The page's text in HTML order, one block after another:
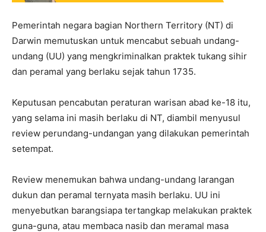
Pemerintah negara bagian Northern Territory (NT) di
Darwin memutuskan untuk mencabut sebuah undang-
undang (UU) yang mengkriminalkan praktek tukang sihir
dan peramal yang berlaku sejak tahun 1735.
Keputusan pencabutan peraturan warisan abad ke-18 itu,
yang selama ini masih berlaku di NT, diambil menyusul
review perundang-undangan yang dilakukan pemerintah
setempat.
Review menemukan bahwa undang-undang larangan
dukun dan peramal ternyata masih berlaku. UU ini
menyebutkan barangsiapa tertangkap melakukan praktek
guna-guna, atau membaca nasib dan meramal masa